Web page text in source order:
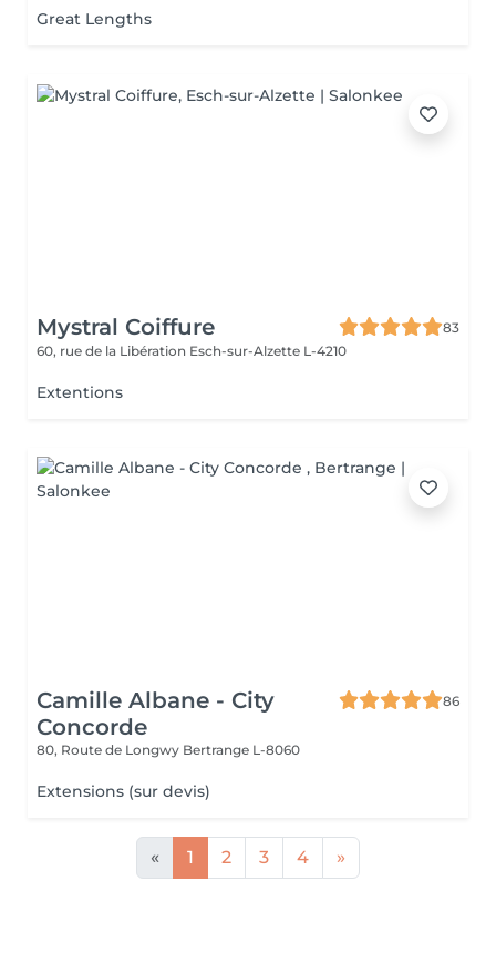
Great Lengths
Mystral Coiffure
83
60, rue de la Libération Esch-sur-Alzette L-4210
Extentions
Camille Albane - City
Concorde
86
80, Route de Longwy Bertrange L-8060
Extensions (sur devis)
« 1 2 3 4 »